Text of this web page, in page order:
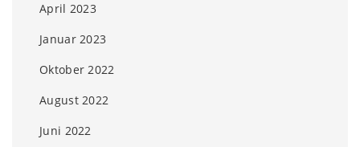
April 2023
Januar 2023
Oktober 2022
August 2022
Juni 2022